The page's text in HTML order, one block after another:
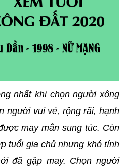
nhất khi chọn người xông
người vui vẻ, rộng rãi, hạnh
may mắn sung túc. Còn
tuổi gia chủ nhưng khó tính
đã gặp may. Chọn người